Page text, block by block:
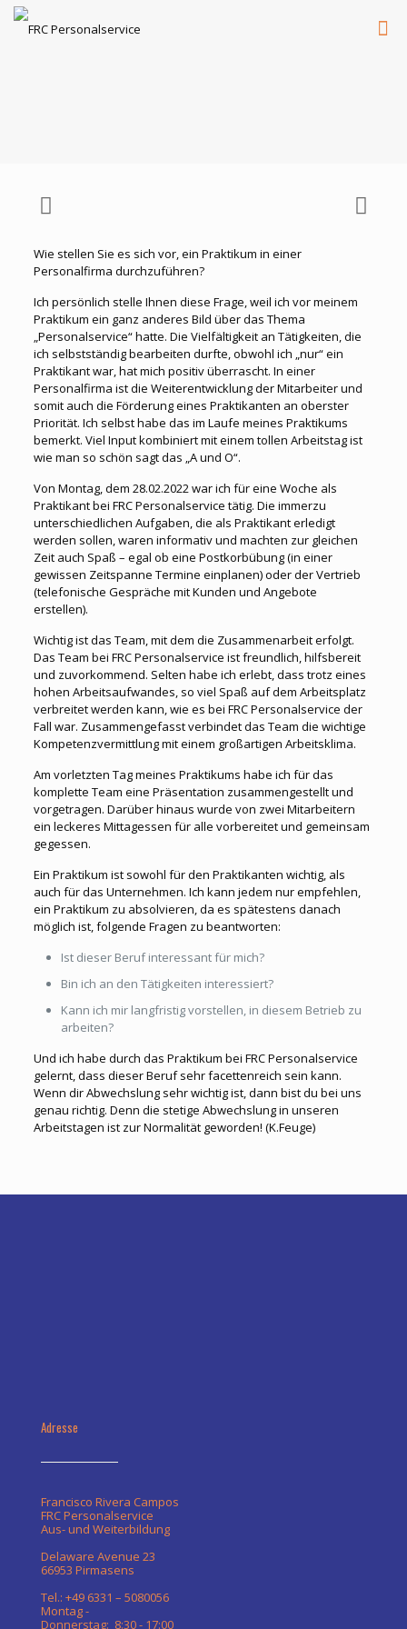
Wie stellen Sie es sich vor, ein Praktikum in einer
Personalfirma durchzuführen?
Ich persönlich stelle Ihnen diese Frage, weil ich vor meinem
Praktikum ein ganz anderes Bild über das Thema
„Personalservice“ hatte. Die Vielfältigkeit an Tätigkeiten, die
ich selbstständig bearbeiten durfte, obwohl ich „nur“ ein
Praktikant war, hat mich positiv überrascht. In einer
Personalfirma ist die Weiterentwicklung der Mitarbeiter und
somit auch die Förderung eines Praktikanten an oberster
Priorität. Ich selbst habe das im Laufe meines Praktikums
bemerkt. Viel Input kombiniert mit einem tollen Arbeitstag ist
wie man so schön sagt das „A und O“.
Von Montag, dem 28.02.2022 war ich für eine Woche als
Praktikant bei FRC Personalservice tätig. Die immerzu
unterschiedlichen Aufgaben, die als Praktikant erledigt
werden sollen, waren informativ und machten zur gleichen
Zeit auch Spaß – egal ob eine Postkorbübung (in einer
gewissen Zeitspanne Termine einplanen) oder der Vertrieb
(telefonische Gespräche mit Kunden und Angebote
erstellen).
Wichtig ist das Team, mit dem die Zusammenarbeit erfolgt.
Das Team bei FRC Personalservice ist freundlich, hilfsbereit
und zuvorkommend. Selten habe ich erlebt, dass trotz eines
hohen Arbeitsaufwandes, so viel Spaß auf dem Arbeitsplatz
verbreitet werden kann, wie es bei FRC Personalservice der
Fall war. Zusammengefasst verbindet das Team die wichtige
Kompetenzvermittlung mit einem großartigen Arbeitsklima.
Am vorletzten Tag meines Praktikums habe ich für das
komplette Team eine Präsentation zusammengestellt und
vorgetragen. Darüber hinaus wurde von zwei Mitarbeitern
ein leckeres Mittagessen für alle vorbereitet und gemeinsam
gegessen.
Ein Praktikum ist sowohl für den Praktikanten wichtig, als
auch für das Unternehmen. Ich kann jedem nur empfehlen,
ein Praktikum zu absolvieren, da es spätestens danach
möglich ist, folgende Fragen zu beantworten:
Ist dieser Beruf interessant für mich?
Bin ich an den Tätigkeiten interessiert?
Kann ich mir langfristig vorstellen, in diesem Betrieb zu
arbeiten?
Und ich habe durch das Praktikum bei FRC Personalservice
gelernt, dass dieser Beruf sehr facettenreich sein kann.
Wenn dir Abwechslung sehr wichtig ist, dann bist du bei uns
genau richtig. Denn die stetige Abwechslung in unseren
Arbeitstagen ist zur Normalität geworden! (K.Feuge)
Adresse
Francisco Rivera Campos
FRC Personalservice
Aus- und Weiterbildung
Delaware Avenue 23
66953 Pirmasens
Tel.: +49 6331 – 5080056
Montag -
Donnerstag: 8:30 - 17:00